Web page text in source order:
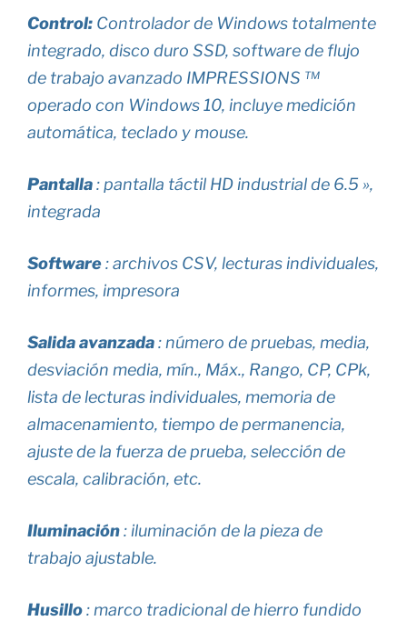
Control: Controlador de Windows totalmente
integrado, disco duro SSD, software de flujo
de trabajo avanzado IMPRESSIONS ™
operado con Windows 10, incluye medición
automática, teclado y mouse.
Pantalla: pantalla táctil HD industrial de 6.5 »,
integrada
Software: archivos CSV, lecturas individuales,
informes, impresora
Salida avanzada: número de pruebas, media,
desviación media, mín., Máx., Rango, CP, CPk,
lista de lecturas individuales, memoria de
almacenamiento, tiempo de permanencia,
ajuste de la fuerza de prueba, selección de
escala, calibración, etc.
Iluminación: iluminación de la pieza de
trabajo ajustable.
Husillo: marco tradicional de hierro fundido